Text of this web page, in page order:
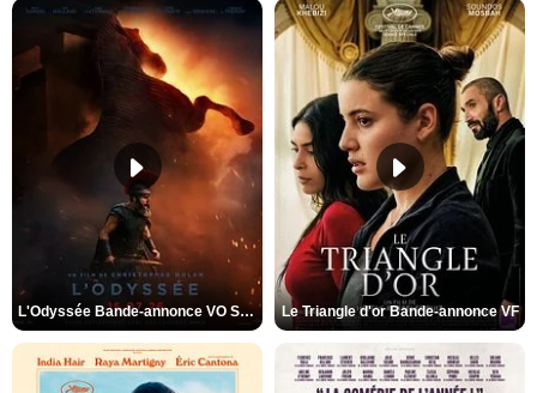
L'Odyssée Bande-annonce VO STFR Le Triangle d'or Bande-annonce VF